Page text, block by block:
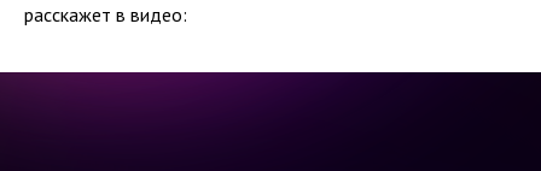
расскажет в видео: